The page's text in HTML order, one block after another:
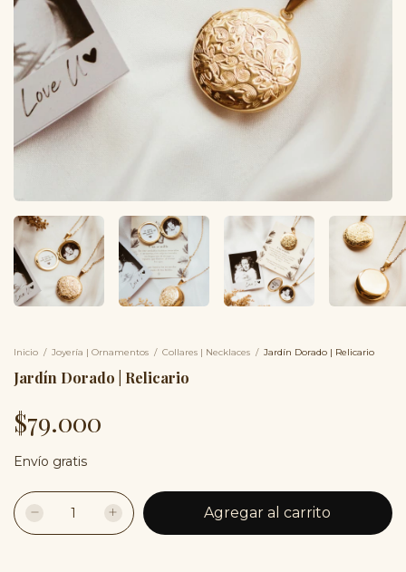
Inicio / Joyería | Ornamentos / Collares | Necklaces / Jardín Dorado | Relicario
Jardín Dorado | Relicario
$79.000
Envío gratis